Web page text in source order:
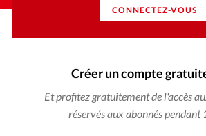
CONNECTEZ-VOUS
Créer un compte
Et profitez gratuitement de l'accès
réservés aux abonnés pendant